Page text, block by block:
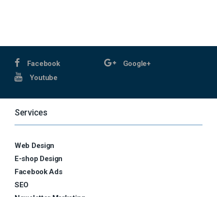
Facebook
Google+
Youtube
Services
Web Design
E-shop Design
Facebook Ads
SEO